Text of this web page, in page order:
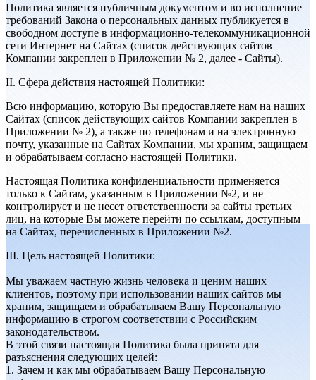
Политика является публичным документом и во исполнение
требований Закона о персональных данных публикуется в
свободном доступе в информационно-телекоммуникационной
сети Интернет на Сайтах (список действующих сайтов
Компании закреплен в Приложении № 2, далее - Сайты).
II. Сфера действия настоящей Политики:
Всю информацию, которую Вы предоставляете нам на наших
Сайтах (список действующих сайтов Компании закреплен в
Приложении № 2), а также по телефонам и на электронную
почту, указанные на Сайтах Компании, мы храним, защищаем
и обрабатываем согласно настоящей Политики.
Настоящая Политика конфиденциальности применяется
только к Сайтам, указанным в Приложении №2, и не
контролирует и не несет ответственности за сайты третьих
лиц, на которые Вы можете перейти по ссылкам, доступным
на Сайтах, перечисленных в Приложении №2.
III. Цель настоящей Политики:
Мы уважаем частную жизнь человека и ценим наших
клиентов, поэтому при использовании наших сайтов мы
храним, защищаем и обрабатываем Вашу Персональную
информацию в строгом соответствии с Российским
законодательством.
В этой связи настоящая Политика была принята для
разъяснения следующих целей:
1. Зачем и как мы обрабатываем Вашу Персональную